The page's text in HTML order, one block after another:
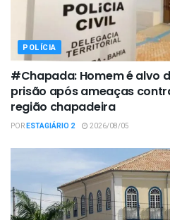
POLÍCIA
#Chapada: Homem é alvo
prisão após ameaças
região chapadeira
PORESTAGIÁRIO 2 2026/08/05